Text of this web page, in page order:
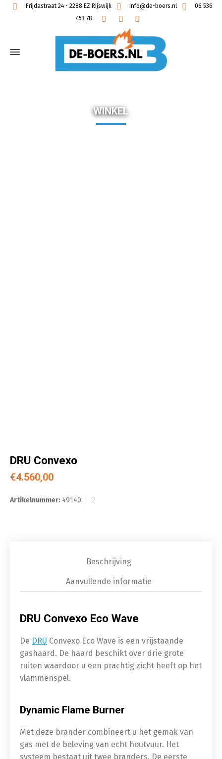
Frijdastraat 24 - 2288 EZ Rijswijk info@de-boers.nl
06 536
453 78
WINKEL
DRU Convexo
€4.560,00
Artikelnummer: 49140
Beschrijving
Aanvullende informatie
DRU Convexo Eco Wave
De DRU Convexo Eco Wave is een vrijstaande
gashaard. De haard beschikt over drie grote
ruiten waardoor u een prachtig zicht heeft op het
vlammenspel.
Dynamic Flame Burner
Met deze brander combineert u het gemak van
gas met de beleving van echt houtvuur. Het
systeem bestaat uit twee branders. De eerste